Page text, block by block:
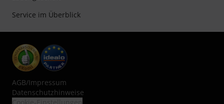
Service im Überblick
AGB/Impressum
Datenschutzhinweise